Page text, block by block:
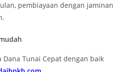
pembiayaan dengan jaminan
Tunai Cepat dengan baik